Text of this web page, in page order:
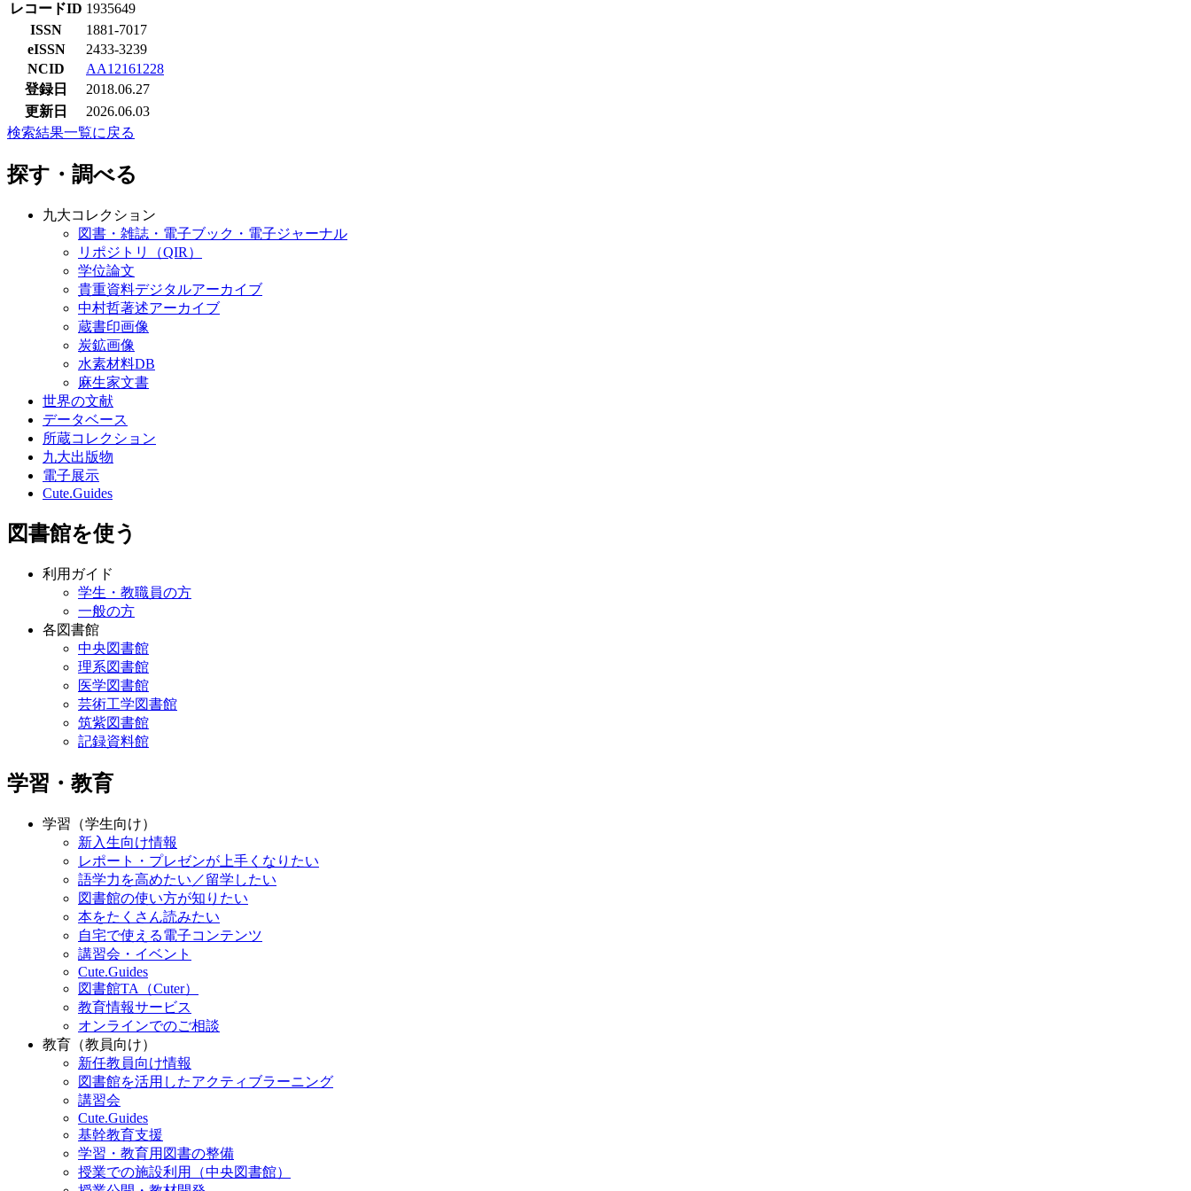
レコードID 1935649
ISSN
1881-7017
eISSN
2433-3239
NCID
AA12161228
登録日
2018.06.27
更新日
2026.06.03
検索結果一覧に戻る
探す・調べる
九大コレクション
図書・雑誌・電子ブック・電子ジャーナル
リポジトリ（QIR）
学位論文
貴重資料デジタルアーカイブ
中村哲著述アーカイブ
蔵書印画像
炭鉱画像
水素材料DB
麻生家文書
世界の文献
データベース
所蔵コレクション
九大出版物
電子展示
Cute.Guides
図書館を使う
利用ガイド
学生・教職員の方
一般の方
各図書館
中央図書館
理系図書館
医学図書館
芸術工学図書館
筑紫図書館
記録資料館
学習・教育
学習（学生向け）
新入生向け情報
レポート・プレゼンが上手くなりたい
語学力を高めたい／留学したい
図書館の使い方が知りたい
本をたくさん読みたい
自宅で使える電子コンテンツ
講習会・イベント
Cute.Guides
図書館TA（Cuter）
教育情報サービス
オンラインでのご相談
教育（教員向け）
新任教員向け情報
図書館を活用したアクティブラーニング
講習会
Cute.Guides
基幹教育支援
学習・教育用図書の整備
授業での施設利用（中央図書館）